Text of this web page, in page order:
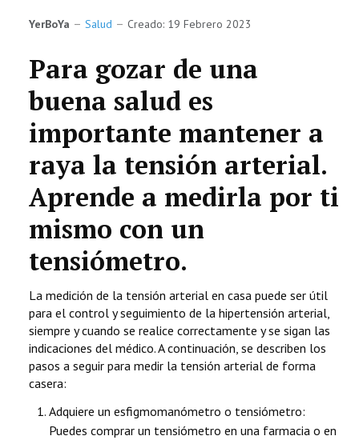
LETRAS
CIENCIA
CULTURA
SALUD
YerBoYa Salud Creado: 19 Febrero 2023
Para gozar de una
buena salud es
importante mantener a
raya la tensión arterial.
Aprende a medirla por ti
mismo con un
tensiómetro.
La medición de la tensión arterial en casa puede ser útil
para el control y seguimiento de la hipertensión arterial,
siempre y cuando se realice correctamente y se sigan las
indicaciones del médico. A continuación, se describen los
pasos a seguir para medir la tensión arterial de forma
casera:
Adquiere un esfigmomanómetro o tensiómetro:
Puedes comprar un tensiómetro en una farmacia o en